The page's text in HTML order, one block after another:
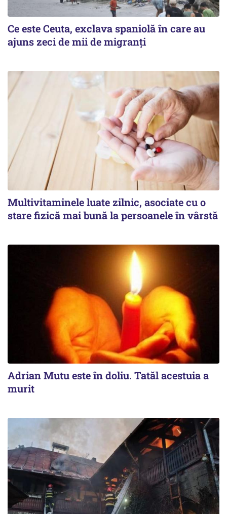
Ce este Ceuta, exclava spaniolă în care au
ajuns zeci de mii de migranți
Multivitaminele luate zilnic, asociate cu o
stare fizică mai bună la persoanele în vârstă
Adrian Mutu este în doliu. Tatăl acestuia a
murit